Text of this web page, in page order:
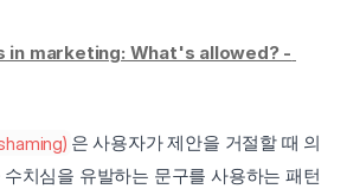
in marketing: What's allowed? -
은 사용자가 제안을 거절할 때 의
치심을 유발하는 문구를 사용하는 패턴